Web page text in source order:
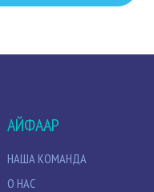
АЙФААР
НАША КОМАНДА
О НАС